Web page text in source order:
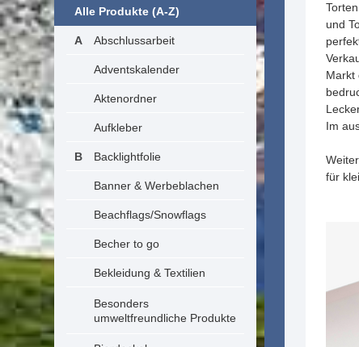
Alle Produkte (A-Z)
Abschlussarbeit
Adventskalender
Aktenordner
Aufkleber
Backlightfolie
Banner & Werbeblachen
Beachflags/Snowflags
Becher to go
Bekleidung & Textilien
Besonders
umweltfreundliche Produkte
und
Markt
Im
für